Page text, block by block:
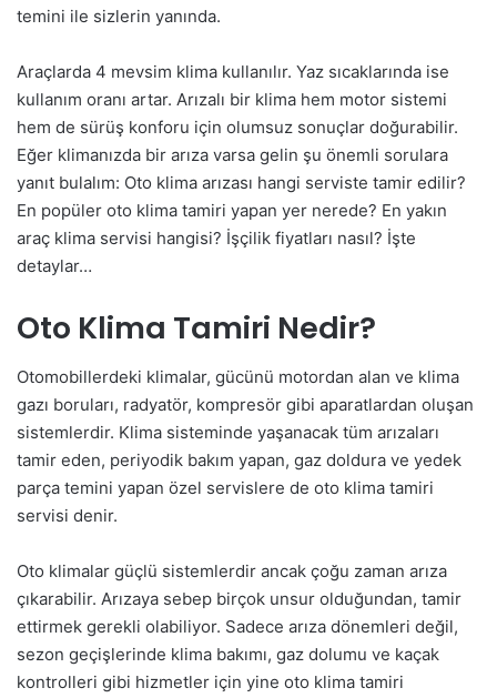
temini ile sizlerin yanında.
Araçlarda 4 mevsim klima kullanılır. Yaz sıcaklarında ise
kullanım oranı artar. Arızalı bir klima hem motor sistemi
hem de sürüş konforu için olumsuz sonuçlar doğurabilir.
Eğer klimanızda bir arıza varsa gelin şu önemli sorulara
yanıt bulalım: Oto klima arızası hangi serviste tamir edilir?
En popüler oto klima tamiri yapan yer nerede? En yakın
araç klima servisi hangisi? İşçilik fiyatları nasıl? İşte
detaylar…
Oto Klima Tamiri Nedir?
Otomobillerdeki klimalar, gücünü motordan alan ve klima
gazı boruları, radyatör, kompresör gibi aparatlardan oluşan
sistemlerdir. Klima sisteminde yaşanacak tüm arızaları
tamir eden, periyodik bakım yapan, gaz doldura ve yedek
parça temini yapan özel servislere de oto klima tamiri
servisi denir.
Oto klimalar güçlü sistemlerdir ancak çoğu zaman arıza
çıkarabilir. Arızaya sebep birçok unsur olduğundan, tamir
ettirmek gerekli olabiliyor. Sadece arıza dönemleri değil,
sezon geçişlerinde klima bakımı, gaz dolumu ve kaçak
kontrolleri gibi hizmetler için yine oto klima tamiri